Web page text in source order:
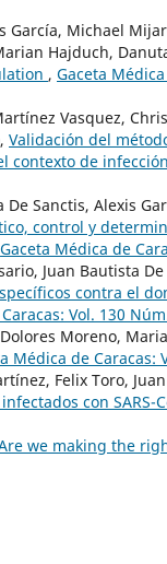
García, Michael
Hajduch,
, Gaceta
Vasquez,
Validación del
de
Sanctis, Alexis
control y
Gaceta Médica de
Juan Bautista De
contra el
Vol. 130
Moreno,
Médica de Caracas:
Felix Toro,
con SARS-
we making the